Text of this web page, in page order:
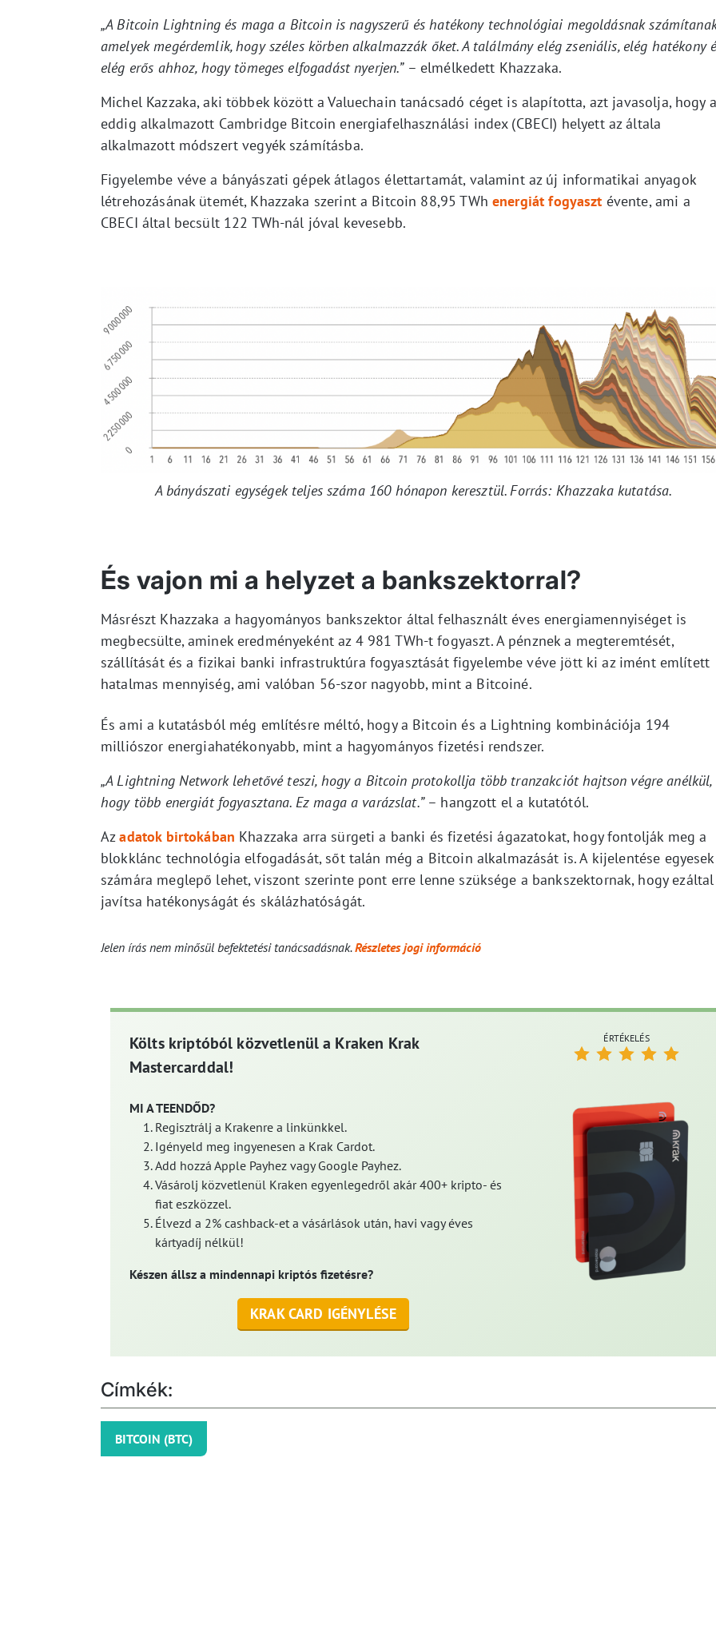
„A Bitcoin Lightning és maga a Bitcoin is nagyszerű és hatékony technológiai megoldásnak
amelyek megérdemlik, hogy széles körben alkalmazzák őket. A találmány elég zseniális, elég hatékony
elég erős ahhoz, hogy tömeges elfogadást nyerjen.” – elmélkedett Khazzaka.
Michel Kazzaka, aki többek között a Valuechain tanácsadó céget is alapította, azt javasolja, hogy
eddig alkalmazott Cambridge Bitcoin energiafelhasználási index (CBECI) helyett az általa
alkalmazott módszert vegyék számításba.
Figyelembe véve a bányászati gépek átlagos élettartamát, valamint az új informatikai anyagok
létrehozásának ütemét, Khazzaka szerint a Bitcoin 88,95 TWh energiát fogyaszt évente, ami a
CBECI által becsült 122 TWh-nál jóval kevesebb.
A bányászati egységek teljes száma 160 hónapon keresztül. Forrás: Khazzaka kutatása.
És vajon mi a helyzet a bankszektorral?
Másrészt Khazzaka a hagyományos bankszektor által felhasznált éves energiamennyiséget is
megbecsülte, aminek eredményeként az 4 981 TWh-t fogyaszt. A pénznek a megteremtését,
szállítását és a fizikai banki infrastruktúra fogyasztását figyelembe véve jött ki az imént említett
hatalmas mennyiség, ami valóban 56-szor nagyobb, mint a Bitcoiné.
És ami a kutatásból még említésre méltó, hogy a Bitcoin és a Lightning kombinációja 194
milliószor energiahatékonyabb, mint a hagyományos fizetési rendszer.
„A Lightning Network lehetővé teszi, hogy a Bitcoin protokollja több tranzakciót hajtson végre anélkül,
hogy több energiát fogyasztana. Ez maga a varázslat.”– hangzott el a kutatótól.
Azadatok birtokában Khazzaka arra sürgeti a banki és fizetési ágazatokat, hogy fontolják meg a
blokklánc technológia elfogadását, sőt talán még a Bitcoin alkalmazását is. A kijelentése egyesek
számára meglepő lehet, viszont szerinte pont erre lenne szüksége a bankszektornak, hogy ezáltal
javítsa hatékonyságát és skálázhatóságát.
Jelen írás nem minősül befektetési tanácsadásnak.Részletes jogi információ
Költs kriptóból közvetlenül a Kraken Krak
Mastercarddal!
MI A TEENDŐD?
Regisztrálj a Krakenre a linkünkkel.
Igényeld meg ingyenesen a Krak Cardot.
Add hozzá Apple Payhez vagy Google Payhez.
Vásárolj közvetlenül Kraken egyenlegedről akár 400+ kripto- és
fiat eszközzel.
Élvezd a 2% cashback-et a vásárlások után, havi vagy éves
kártyadíj nélkül!
Készen állsz a mindennapi kriptós fizetésre?
KRAK CARD IGÉNYLÉSE
ÉRTÉKELÉS
Címkék:
BITCOIN (BTC)